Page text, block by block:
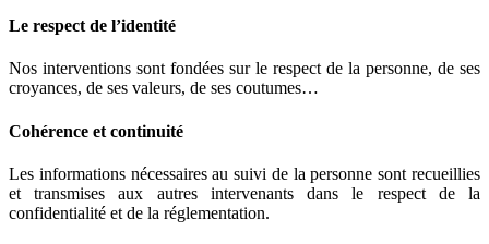
Le respect de l’identité
Nos interventions sont fondées sur le respect de la personne, de ses
croyances, de ses valeurs, de ses coutumes…
Cohérence et continuité
Les informations nécessaires au suivi de la personne sont recueillies
et transmises aux autres intervenants dans le respect de la
confidentialité et de la réglementation.